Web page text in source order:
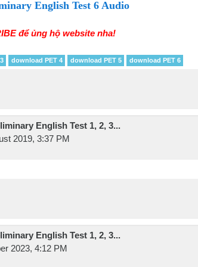
English Test 6 Audio
để ủng hộ website nha!
download PET 4 download PET 5 download PET 6
English Test 1, 2, 3...
2019, 3:37 PM
English Test 1, 2, 3...
2023, 4:12 PM